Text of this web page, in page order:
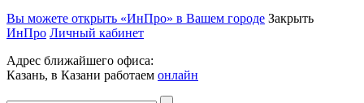
Вы можете открыть «ИнПро» в Вашем городе Закрыть
ИнПро Личный кабинет
Адрес ближайшего офиса:
Казань, в Казани работаем онлайн